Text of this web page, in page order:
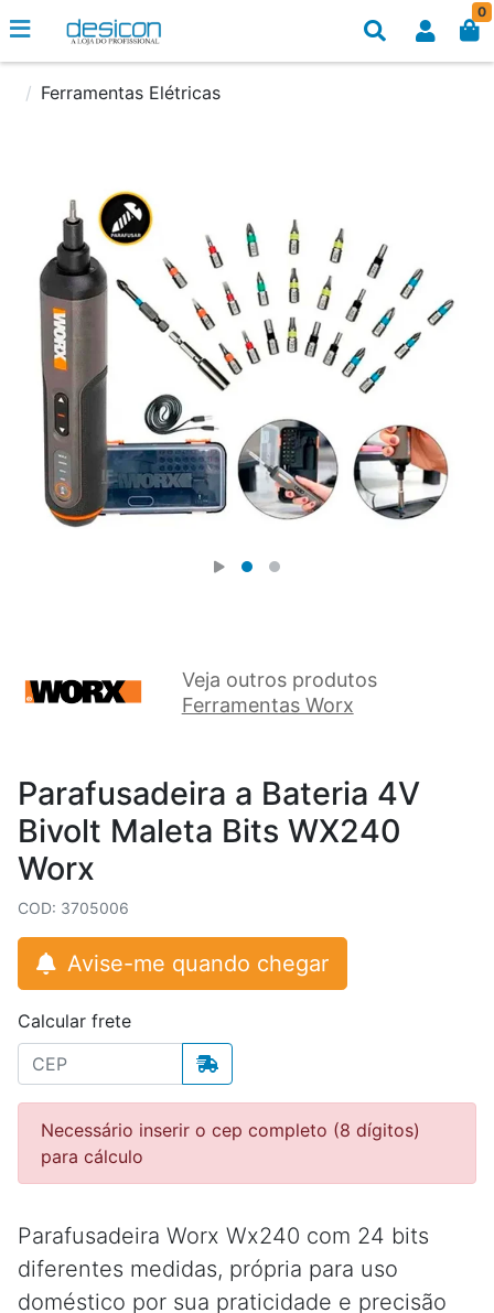
0
Ferramentas Elétricas
Veja outros produtos
Ferramentas Worx
Parafusadeira a Bateria 4V
Bivolt Maleta Bits WX240
Worx
COD: 3705006
Avise-me quando chegar
Calcular frete
Necessário inserir o cep completo (8 dígitos)
para cálculo
Parafusadeira Worx Wx240 com 24 bits
diferentes medidas, própria para uso
doméstico por sua praticidade e precisão